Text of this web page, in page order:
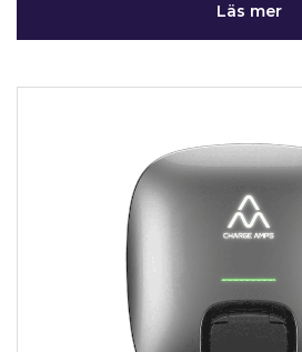
Läs mer